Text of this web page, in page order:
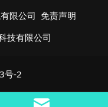
限公司 免责声明
技有限公司
号-2